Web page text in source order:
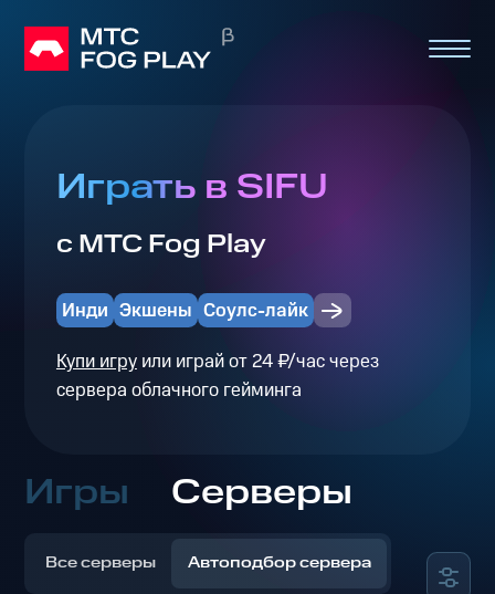
Играть в SIFU
с МТС Fog Play
Инди Экшены Соулс-лайк
Купи игруили играй от 24 ₽/час через
сервера облачного гейминга
Игры Серверы
Все серверы Автоподбор сервера